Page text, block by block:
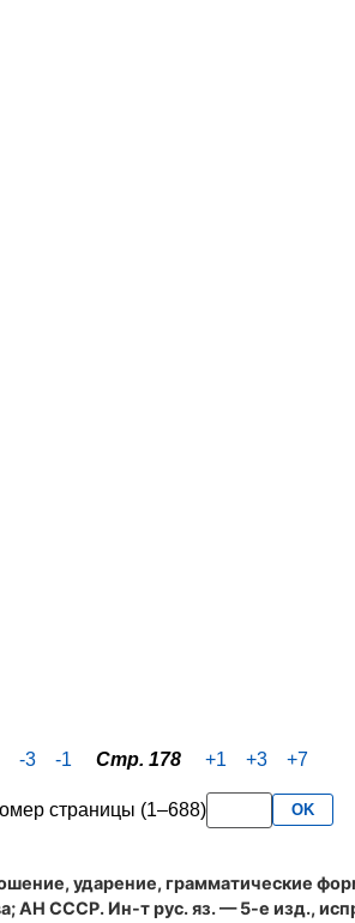
-3 -1 Стр. 178 +1 +3 +7
страницы (1–688) OK
ударение, грамматические
АН СССР. Ин-т рус. яз. — 5-е изд.,